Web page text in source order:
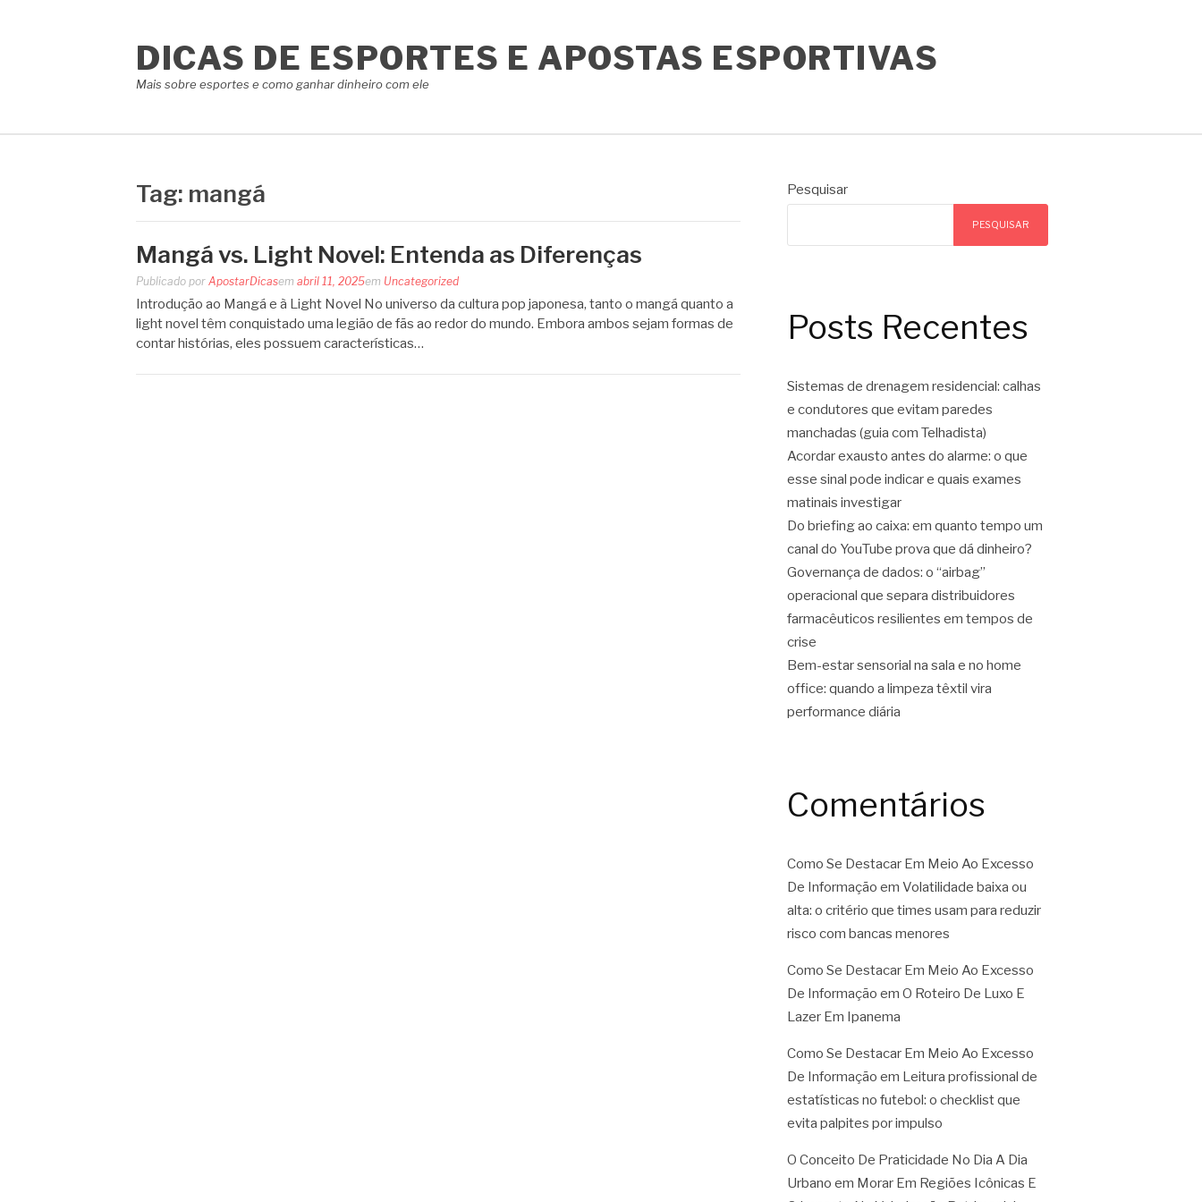
DICAS DE ESPORTES E APOSTAS ESPORTIVAS
Mais sobre esportes e como ganhar dinheiro com ele
Tag: mangá
Mangá vs. Light Novel: Entenda as Diferenças
Publicado por ApostarDicasem abril 11, 2025em Uncategorized
Introdução ao Mangá e à Light Novel No universo da cultura pop japonesa, tanto o mangá quanto a
light novel têm conquistado uma legião de fãs ao redor do mundo. Embora ambos sejam formas de
contar histórias, eles possuem características…
Pesquisar
PESQUISAR
Posts Recentes
Sistemas de drenagem residencial: calhas
e condutores que evitam paredes
manchadas (guia com Telhadista)
Acordar exausto antes do alarme: o que
esse sinal pode indicar e quais exames
matinais investigar
Do briefing ao caixa: em quanto tempo um
canal do YouTube prova que dá dinheiro?
Governança de dados: o “airbag”
operacional que separa distribuidores
farmacêuticos resilientes em tempos de
crise
Bem-estar sensorial na sala e no home
office: quando a limpeza têxtil vira
performance diária
Comentários
Como Se Destacar Em Meio Ao Excesso
De Informação em Volatilidade baixa ou
alta: o critério que times usam para reduzir
risco com bancas menores
Como Se Destacar Em Meio Ao Excesso
De Informação em O Roteiro De Luxo E
Lazer Em Ipanema
Como Se Destacar Em Meio Ao Excesso
De Informação em Leitura profissional de
estatísticas no futebol: o checklist que
evita palpites por impulso
O Conceito De Praticidade No Dia A Dia
Urbano em Morar Em Regiões Icônicas E